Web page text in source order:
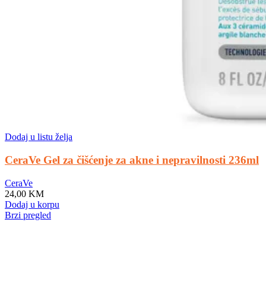
Dodaj u listu želja
CeraVe Gel za čišćenje za akne i nepravilnosti 236ml
CeraVe
24,00 KM
Dodaj u korpu
Brzi pregled